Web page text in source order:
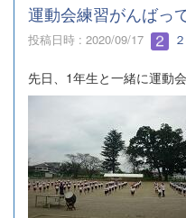
運動会練習がんばっ
投稿日時 : 2020/09/17
先日、1年生と一緒に運動